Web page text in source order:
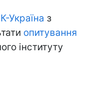
Україна з
опитування
інституту